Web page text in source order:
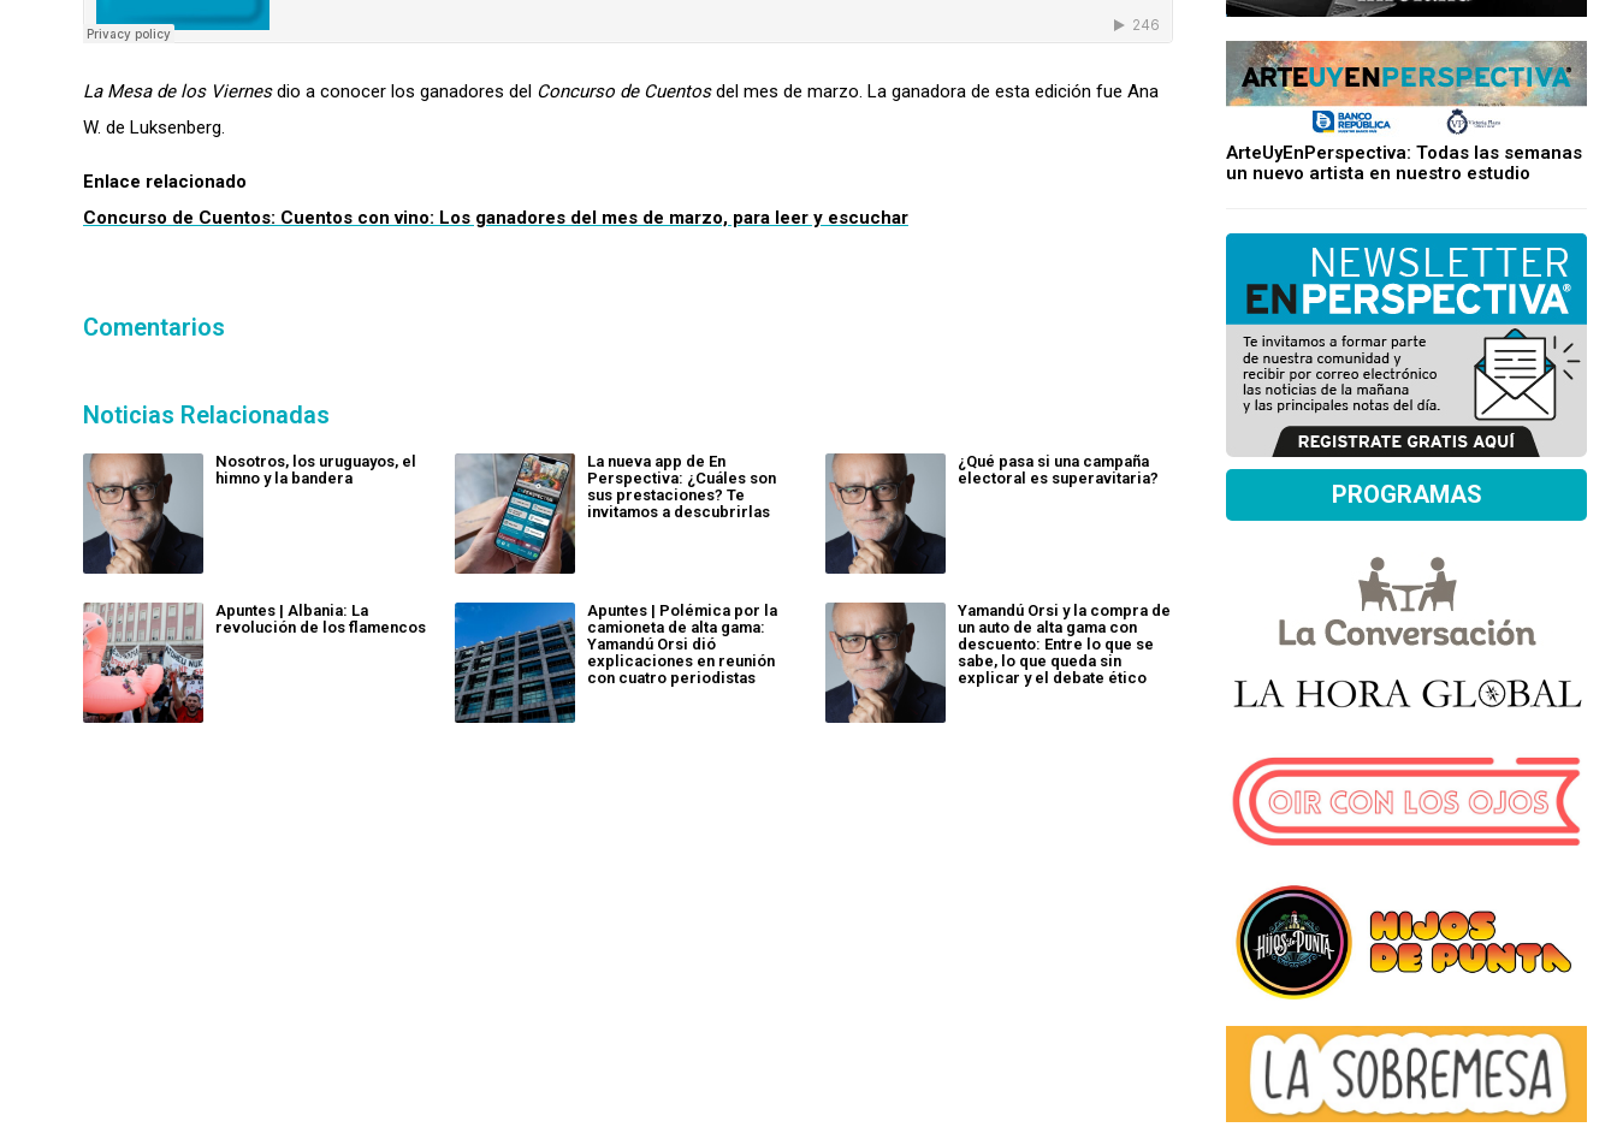
La Mesa de los Viernesdio a conocer los ganadores del Concurso de Cuentosdel mes de marzo. La ganadora de esta edición fue Ana
W. de Luksenberg.
Enlace relacionado
Concurso de Cuentos: Cuentos con vino: Los ganadores del mes de marzo, para leer y escuchar
Comentarios
Noticias Relacionadas
Nosotros, los uruguayos, el
himno y la bandera
La nueva app de En
Perspectiva: ¿Cuáles son
sus prestaciones? Te
invitamos a descubrirlas
¿Qué pasa si una campaña
electoral es superavitaria?
Apuntes | Albania: La
revolución de los flamencos
Apuntes | Polémica por la
camioneta de alta gama:
Yamandú Orsi dió
explicaciones en reunión
con cuatro periodistas
Yamandú Orsi y la compra de
un auto de alta gama con
descuento: Entre lo que se
sabe, lo que queda sin
explicar y el debate ético
ArteUyEnPerspectiva: Todas las semanas
un nuevo artista en nuestro estudio
PROGRAMAS